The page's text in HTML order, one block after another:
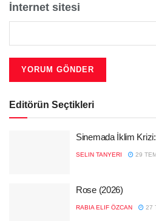
İnternet sitesi
Editörün Seçtikleri
Sinemada İklim
SELIN TANYERI 29
Rose (2026)
RABIA ELIF ÖZCAN 27